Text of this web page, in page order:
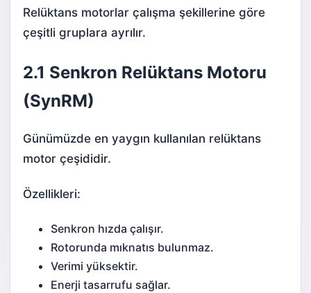
Relüktans motorlar çalışma şekillerine göre
çeşitli gruplara ayrılır.
2.1 Senkron Relüktans Motoru
(SynRM)
Günümüzde en yaygın kullanılan relüktans
motor çeşididir.
Özellikleri:
Senkron hızda çalışır.
Rotorunda mıknatıs bulunmaz.
Verimi yüksektir.
Enerji tasarrufu sağlar.